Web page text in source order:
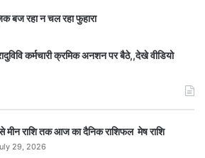
बज रहा न चल रहा फुहारा
कर्मचारी क्रमिक अनशन पर बैठे,,देखे वीडियो
मीन राशि तक आज का दैनिक राशिफल मेष राशि
29, 2026